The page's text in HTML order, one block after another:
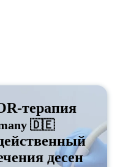
терапия
🇩🇪
десен